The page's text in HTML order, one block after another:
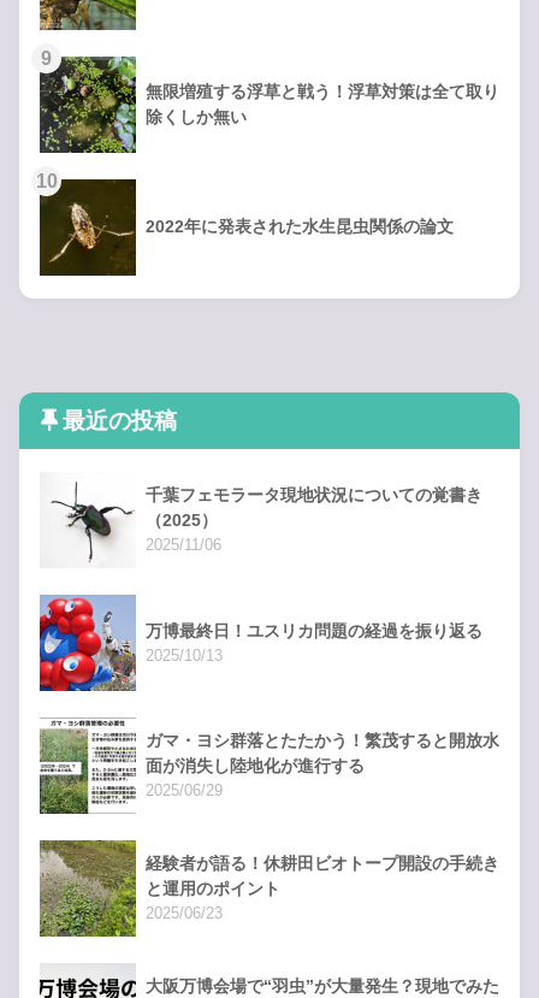
無限増殖する浮草と戦う！浮草対策は全て取り
除くしか無い
2022年に発表された水生昆虫関係の論文
最近の投稿
千葉フェモラータ現地状況についての覚書き
（2025）
2025/11/06
万博最終日！ユスリカ問題の経過を振り返る
2025/10/13
ガマ・ヨシ群落とたたかう！繁茂すると開放水
面が消失し陸地化が進行する
2025/06/29
経験者が語る！休耕田ビオトープ開設の手続き
と運用のポイント
2025/06/23
大阪万博会場で“羽虫”が大量発生？現地でみた